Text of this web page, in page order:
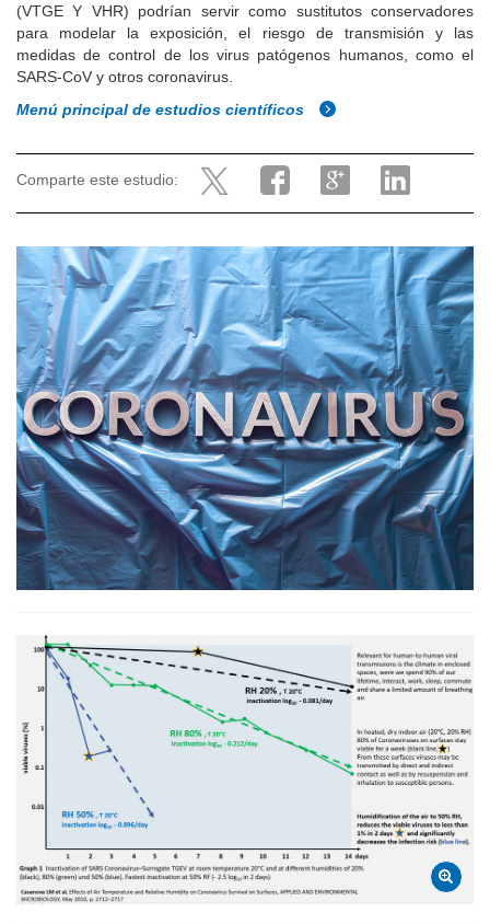
(VTGE Y VHR) podrían servir como sustitutos conservadores
para modelar la exposición, el riesgo de transmisión y las
medidas de control de los virus patógenos humanos, como el
SARS-CoV y otros coronavirus.
Menú principal de estudios científicos
Comparte este estudio: